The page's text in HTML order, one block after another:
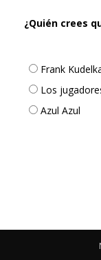
¿Quién crees
Frank
Los
Azul Azul